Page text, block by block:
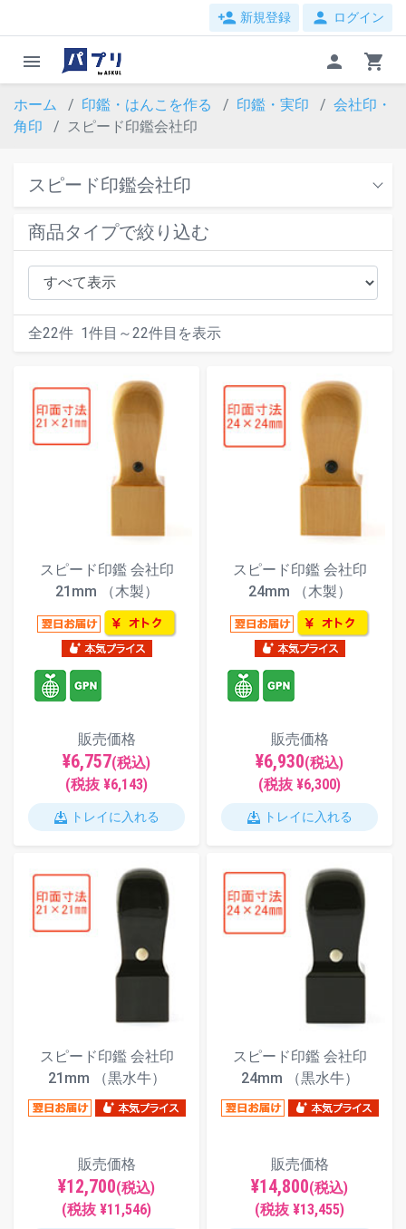
person_add 新規登録 person ログイン
menu person shopping_cart
ホーム 印鑑・はんこを作る 印鑑・実印
会社印・
角印
スピード印鑑会社印
スピード印鑑会社印
商品タイプで絞り込む
全22件 1件目～22件目を表示
スピード印鑑 会社印
21mm （木製）
販売価格
¥6,757(税込)
(税抜 ¥6,143)
トレイに入れる
スピード印鑑 会社印
24mm （木製）
販売価格
¥6,930(税込)
(税抜 ¥6,300)
トレイに入れる
スピード印鑑 会社印
21mm （黒水牛）
販売価格
¥12,700(税込)
(税抜 ¥11,546)
スピード印鑑 会社印
24mm （黒水牛）
販売価格
¥14,800(税込)
(税抜 ¥13,455)